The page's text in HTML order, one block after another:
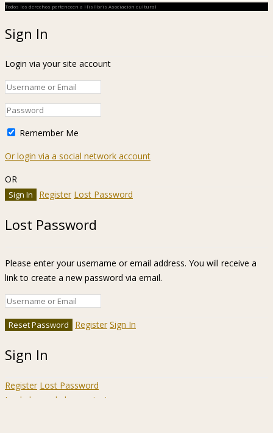
Todos los derechos pertenecen a Hislibris Asociación cultural
Sign In
Login via your site account
Remember Me
Or login via a social network account
OR
Register Lost Password
Lost Password
Please enter your username or email address. You will receive a
link to create a new password via email.
Register Sign In
Sign In
Register Lost Password
Ir a la barra de herramientas